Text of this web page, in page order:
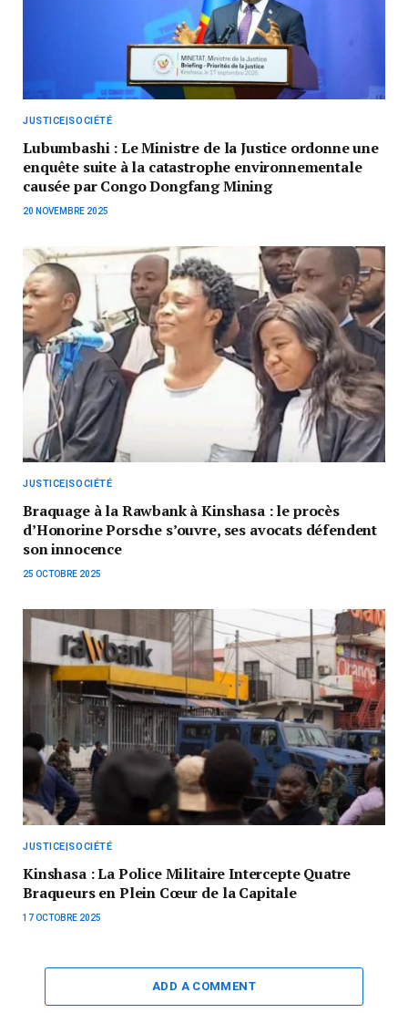
JUSTICE|SOCIÉTÉ
Lubumbashi : Le Ministre de la Justice ordonne une
enquête suite à la catastrophe environnementale
causée par Congo Dongfang Mining
20 NOVEMBRE 2025
JUSTICE|SOCIÉTÉ
Braquage à la Rawbank à Kinshasa : le procès
d’Honorine Porsche s’ouvre, ses avocats défendent
son innocence
25 OCTOBRE 2025
JUSTICE|SOCIÉTÉ
Kinshasa : La Police Militaire Intercepte Quatre
Braqueurs en Plein Cœur de la Capitale
17 OCTOBRE 2025
ADD A COMMENT